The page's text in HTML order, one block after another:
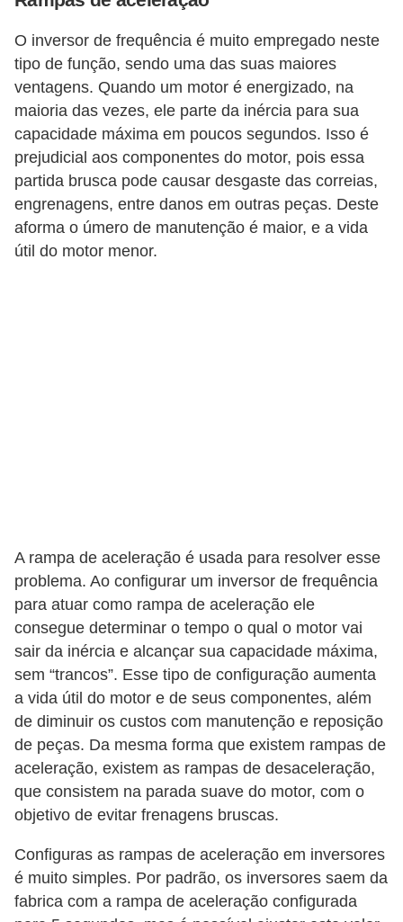
O inversor de frequência é muito empregado neste
tipo de função, sendo uma das suas maiores
ventagens. Quando um motor é energizado, na
maioria das vezes, ele parte da inércia para sua
capacidade máxima em poucos segundos. Isso é
prejudicial aos componentes do motor, pois essa
partida brusca pode causar desgaste das correias,
engrenagens, entre danos em outras peças. Deste
aforma o úmero de manutenção é maior, e a vida
útil do motor menor.
A rampa de aceleração é usada para resolver esse
problema. Ao configurar um inversor de frequência
para atuar como rampa de aceleração ele
consegue determinar o tempo o qual o motor vai
sair da inércia e alcançar sua capacidade máxima,
sem “trancos”. Esse tipo de configuração aumenta
a vida útil do motor e de seus componentes, além
de diminuir os custos com manutenção e reposição
de peças. Da mesma forma que existem rampas de
aceleração, existem as rampas de desaceleração,
que consistem na parada suave do motor, com o
objetivo de evitar frenagens bruscas.
Configuras as rampas de aceleração em inversores
é muito simples. Por padrão, os inversores saem da
fabrica com a rampa de aceleração configurada
r
a
s
d
a
e
l
e
t
s
t
a
l
a
ç
ã
o
e
l
é
t
r
i